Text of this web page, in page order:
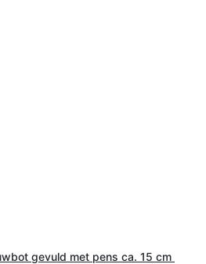
gevuld met pens ca. 15 cm